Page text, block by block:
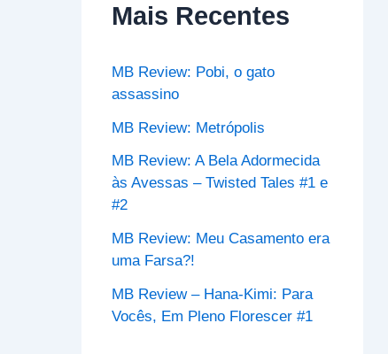
a
o
:
Mais Recentes
MB Review: Pobi, o gato
assassino
MB Review: Metrópolis
MB Review: A Bela Adormecida
às Avessas – Twisted Tales #1 e
#2
MB Review: Meu Casamento era
uma Farsa?!
MB Review – Hana-Kimi: Para
Vocês, Em Pleno Florescer #1